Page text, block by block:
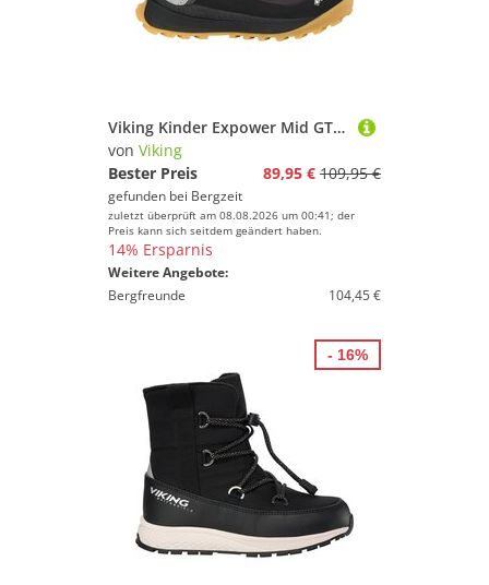
Viking Kinder Expower Mid GTX 2V Schuhe
von Viking
Bester Preis
89,95 € 109,95 €
gefunden bei Bergzeit
zuletzt überprüft am 08.08.2026 um 00:41; der
Preis kann sich seitdem geändert haben.
14% Ersparnis
Weitere Angebote:
Bergfreunde
104,45 €
- 16%